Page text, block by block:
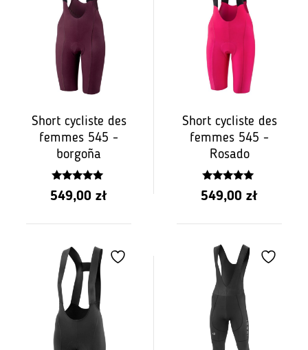
Short cycliste des
femmes 545 -
borgoña
5.00
z 5
549,00 zł
Short cycliste des
femmes 545 -
Rosado
5.00
z 5
549,00 zł